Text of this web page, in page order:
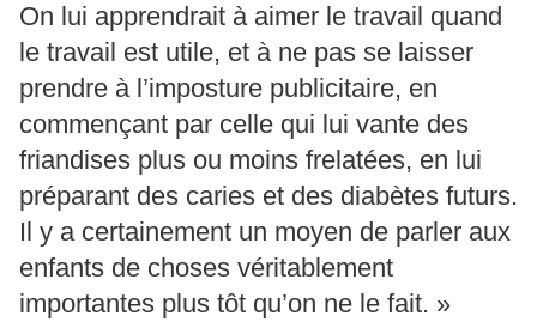
On lui apprendrait à aimer le travail quand
le travail est utile, et à ne pas se laisser
prendre à l’imposture publicitaire, en
commençant par celle qui lui vante des
friandises plus ou moins frelatées, en lui
préparant des caries et des diabètes futurs.
Il y a certainement un moyen de parler aux
enfants de choses véritablement
importantes plus tôt qu’on ne le fait. »